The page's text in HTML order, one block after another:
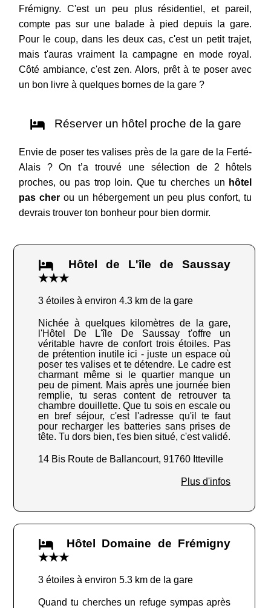
Frémigny. C'est un peu plus résidentiel, et pareil,
compte pas sur une balade à pied depuis la gare.
Pour le coup, dans les deux cas, c'est un petit trajet,
mais t'auras vraiment la campagne en mode royal.
Côté ambiance, c'est zen. Alors, prêt à te poser avec
un bon livre à quelques bornes de la gare ?
Réserver un hôtel proche de la gare
Envie de poser tes valises près de la gare de la Ferté-
Alais ? On t’a trouvé une sélection de 2 hôtels
proches, ou pas trop loin. Que tu cherches un hôtel
pas cherou un hébergement un peu plus confort, tu
devrais trouver ton bonheur pour bien dormir.
Hôtel de L'île de Saussay
★★★
3 étoiles à environ 4.3 km de la gare
Nichée à quelques kilomètres de la gare,
l'Hôtel De L'île De Saussay t'offre un
véritable havre de confort trois étoiles. Pas
de prétention inutile ici - juste un espace où
poser tes valises et te détendre. Le cadre est
charmant même si le quartier manque un
peu de piment. Mais après une journée bien
remplie, tu seras content de retrouver ta
chambre douillette. Que tu sois en escale ou
en bref séjour, c'est l'adresse qu'il te faut
pour recharger les batteries sans prises de
tête. Tu dors bien, t'es bien situé, c'est validé.
14 Bis Route de Ballancourt, 91760 Itteville
Plus d'infos
Hôtel Domaine de Frémigny
★★★
3 étoiles à environ 5.3 km de la gare
Quand tu cherches un refuge sympas après